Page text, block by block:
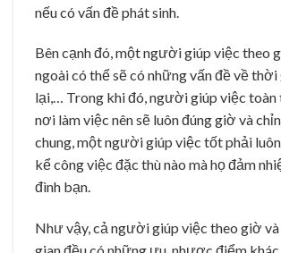
nếu có vấn đề phát sinh.
Bên cạnh đó, một người giúp việc theo
ngoài có thể sẽ có những vấn đề về thời
lại,… Trong khi đó, người giúp việc
nơi làm việc nên sẽ luôn đúng giờ và
chung, một người giúp việc tốt phải
kể công việc đặc thù nào mà họ đảm
đình bạn.
Như vậy, cả người giúp việc theo giờ